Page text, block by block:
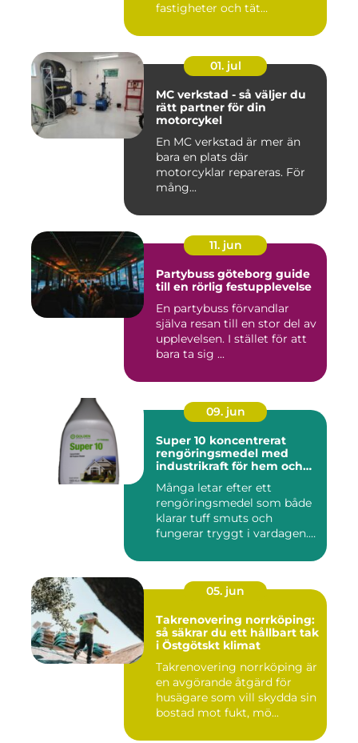
fastigheter och tät
01. jul
MC verkstad - så väljer du
rätt partner för din
motorcykel
En MC verkstad är mer än
bara en plats där
motorcyklar repareras. För
mång...
11. jun
Partybuss göteborg guide
till en rörlig festupplevelse
En partybuss förvandlar
själva resan till en stor del av
upplevelsen. I stället för att
bara ta sig ...
09. jun
Super 10 koncentrerat
rengöringsmedel med
industrikraft för hem och
Många letar efter ett
rengöringsmedel som både
klarar tuff smuts och
fungerar tryggt i vardagen.
05. jun
Takrenovering norrköping:
så säkrar du ett hållbart tak
i Östgötskt klimat
Takrenovering norrköping är
en avgörande åtgärd för
husägare som vill skydda sin
bostad mot fukt, mö...